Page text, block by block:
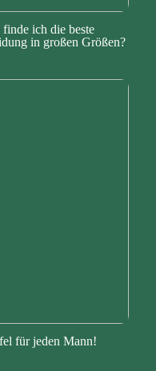
finde ich die beste
in großen Größen?
für jeden Mann!